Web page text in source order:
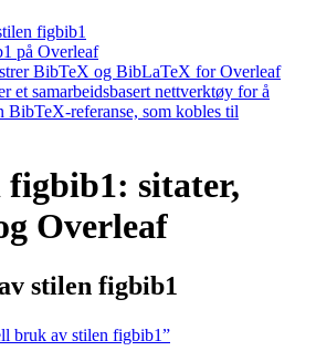
figbib1
på Overleaf
BibTeX og BibLaTeX for Overleaf
et samarbeidsbasert nettverktøy for å
BibTeX-referanse, som kobles til
sitater,
Overleaf
stilen figbib1
bruk av stilen figbib1”